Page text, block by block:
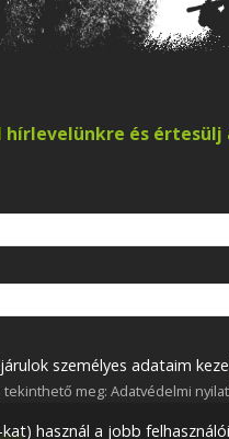
és értesülj
személyes adataim
tekinthető meg: Adatvédelmi
használ a jobb